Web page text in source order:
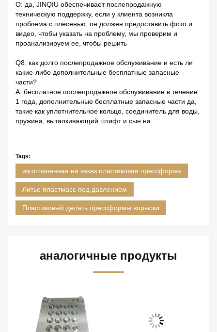
О: да, JINQIU обеспечивает послепродажную
техническую поддержку, если у клиента возникла
проблема с плесенью, он должен предоставить фото и
видео, чтобы указать на проблему, мы проверим и
проанализируем ее, чтобы решить
Q8: как долго послепродажное обслуживание и есть ли
какие-либо дополнительные бесплатные запасные
части?
A: бесплатное послепродажное обслуживание в течение
1 года, дополнительные бесплатные запасные части да,
такие как уплотнительное кольцо, соединитель для воды,
пружина, выталкивающий штифт и сын на
Tags:
изготовленная на заказ пластиковая прессформа
Литье пластмасс под давлением
Пластиковый делать прессформы впрыски
аналогичные продукты